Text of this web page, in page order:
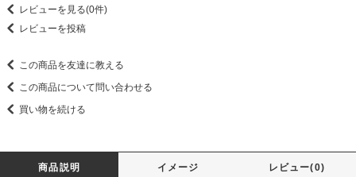
レビューを見る(0件)
レビューを投稿
この商品を友達に教える
この商品について問い合わせる
買い物を続ける
商品説明 イメージ レビュー(0)